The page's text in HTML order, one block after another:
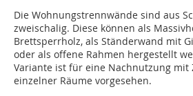
Die Wohnungstrennwände sind aus
zweischalig. Diese können als
Brettsperrholz, als Ständerwand mit
oder als offene Rahmen hergestellt
Variante ist für eine Nachnutzung mit
einzelner Räume ­vorgesehen.